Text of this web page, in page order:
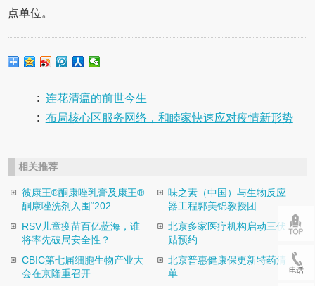
点单位。
: 连花清瘟的前世今生
: 布局核心区服务网络，和睦家快速应对疫情新形势
相关推荐
彼康王®酮康唑乳膏及康王®
酮康唑洗剂入围“202...
味之素（中国）与生物反应
器工程郭美锦教授团...
​RSV儿童疫苗百亿蓝海，谁
将率先破局安全性？
北京多家医疗机构启动三伏
贴预约
CBIC第七届细胞生物产业大
会在京隆重召开
北京普惠健康保更新特药清
单